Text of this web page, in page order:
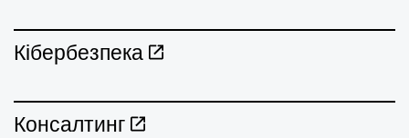
Кібербезпека
Консалтинг